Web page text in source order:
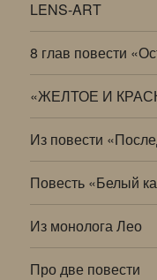
LENS-ART
8 глав повести
«ЖЕЛТОЕ И
Из повести
Повесть «Белый
Из монолога Лео
Про две повести